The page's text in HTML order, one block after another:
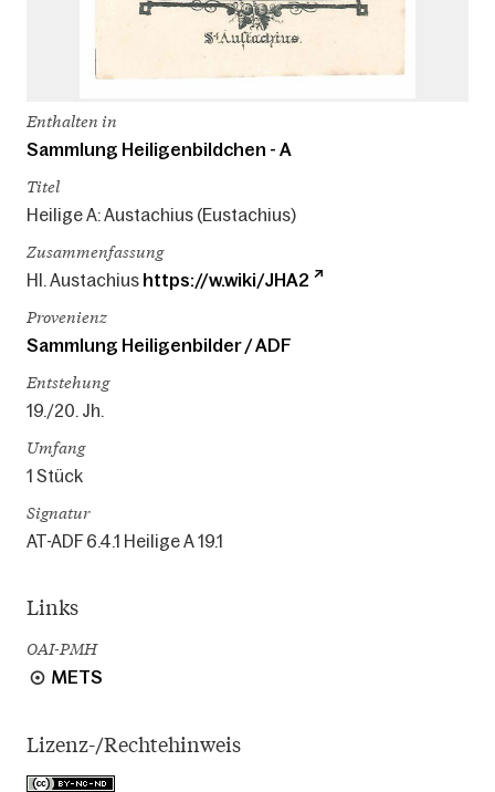
Enthalten in
Sammlung Heiligenbildchen - A
Titel
Heilige A: Austachius (Eustachius)
Zusammenfassung
Hl. Austachius https://w.wiki/JHA2
Provenienz
Sammlung Heiligenbilder / ADF
Entstehung
19./20. Jh.
Umfang
1 Stück
Signatur
AT-ADF 6.4.1 Heilige A 19.1
Links
OAI-PMH
METS
Lizenz-/Rechtehinweis